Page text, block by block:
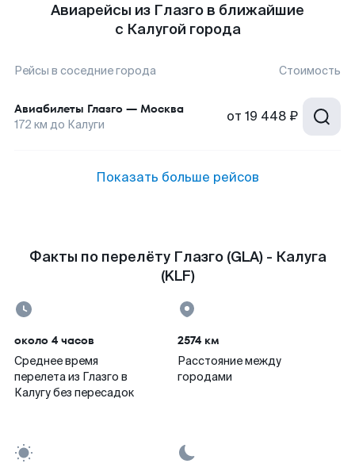
Авиарейсы из Глазго в ближайшие
с Калугой города
Рейсы в соседние города Стоимость
Авиабилеты Глазго — Москва
172 км до Калуги от 19 448 ₽
Показать больше рейсов
Факты по перелёту Глазго (GLA) - Калуга
(KLF)
около 4 часов
Среднее время
перелета из Глазго в
Калугу без пересадок
2574 км
Расстояние между
городами